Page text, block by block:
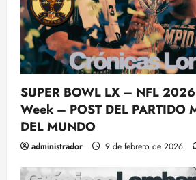
SUPER BOWL LX – NFL
Week – POST DEL PARTIDO
DEL MUNDO
administrador 9 de febrero de 2026